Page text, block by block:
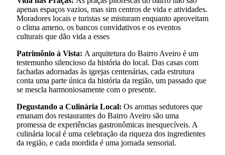
apenas espaços vazios, mas sim centros de vida e atividades.
Moradores locais e turistas se misturam enquanto aproveitam
o clima ameno, os bancos convidativos e os eventos
culturais que dão vida a esses
Patrimônio à Vista: A arquitetura do Bairro Aveiro é um
testemunho silencioso da história do local. Das casas com
fachadas adornadas às igrejas centenárias, cada estrutura
conta uma parte única da história da região, um passado que
se mescla harmoniosamente com o presente.
Degustando a Culinária Local: Os aromas sedutores que
emanam dos restaurantes do Bairro Aveiro são uma
promessa de experiências gastronômicas inesquecíveis. A
culinária local é uma celebração da riqueza dos ingredientes
da região, e cada mordida é uma jornada sensorial.